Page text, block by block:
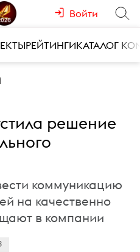
Войти
РЕЙТИНГИКАТАЛОГ
решение
коммуникацию
на качественно
в компании